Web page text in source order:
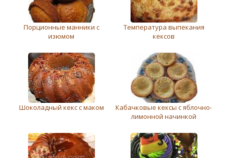
Порционные манники с
изюмом
Температура выпекания
кексов
Шоколадный кекс с маком
Кабачковые кексы с яблочно-
лимонной начинкой